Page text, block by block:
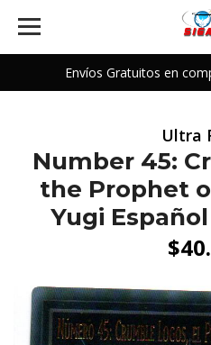
Envíos Gratuitos en
Ultra
Number 45:
the Prophet
Yugi Español